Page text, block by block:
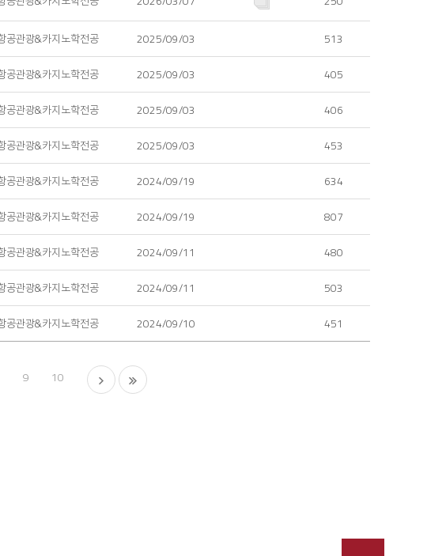
공관광&카지노학전공 2025/09/03 513
공관광&카지노학전공 2025/09/03 405
공관광&카지노학전공 2025/09/03 406
공관광&카지노학전공 2025/09/03 453
공관광&카지노학전공 2024/09/19 634
공관광&카지노학전공 2024/09/19 807
공관광&카지노학전공 2024/09/11 480
공관광&카지노학전공 2024/09/11 503
공관광&카지노학전공 2024/09/10 451
9 10